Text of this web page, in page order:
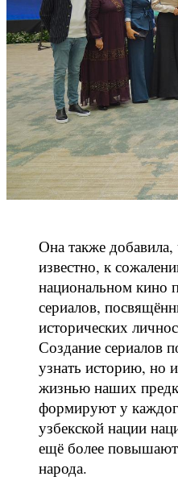
Она также
известно, к
национальном кино
сериалов,
исторических
Создание сериалов
узнать историю, но
жизнью наших
формируют у
узбекской нации
ещё более повышают
народа.